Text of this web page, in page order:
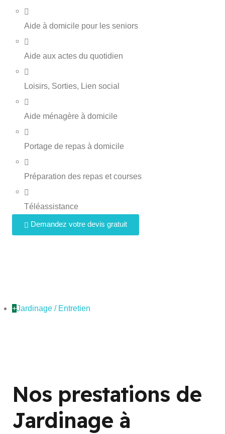
Aide à domicile pour les seniors
Aide aux actes du quotidien
Loisirs, Sorties, Lien social
Aide ménagère à domicile
Portage de repas à domicile
Préparation des repas et courses
Téléassistance
Demandez votre devis gratuit
+Jardinage / Entretien
Nos prestations de
Jardinage à